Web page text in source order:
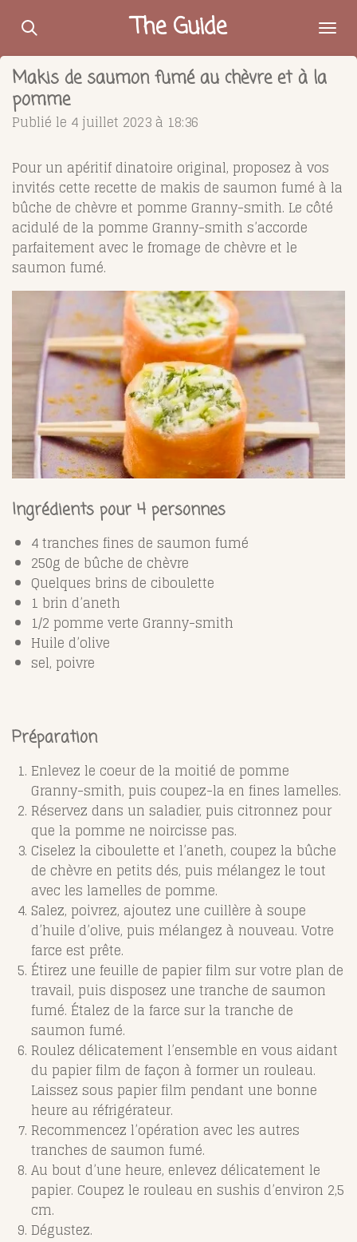
Passer
contenu
principal
The Guide
Makis de saumon fumé au chèvre et à la
pomme
Publié le 4 juillet 2023 à 18:36
Pour un apéritif dinatoire original, proposez à vos
invités cette recette de makis de saumon fumé à la
bûche de chèvre et pomme Granny-smith. Le côté
acidulé de la pomme Granny-smith s’accorde
parfaitement avec le fromage de chèvre et le
saumon fumé.
Ingrédients pour 4 personnes
4 tranches fines de saumon fumé
250g de bûche de chèvre
Quelques brins de ciboulette
1 brin d’aneth
1/2 pomme verte Granny-smith
Huile d’olive
sel, poivre
Préparation
Enlevez le coeur de la moitié de pomme
Granny-smith, puis coupez-la en fines lamelles.
Réservez dans un saladier, puis citronnez pour
que la pomme ne noircisse pas.
Ciselez la ciboulette et l’aneth, coupez la bûche
de chèvre en petits dés, puis mélangez le tout
avec les lamelles de pomme.
Salez, poivrez, ajoutez une cuillère à soupe
d’huile d’olive, puis mélangez à nouveau. Votre
farce est prête.
Étirez une feuille de papier film sur votre plan de
travail, puis disposez une tranche de saumon
fumé. Étalez de la farce sur la tranche de
saumon fumé.
Roulez délicatement l’ensemble en vous aidant
du papier film de façon à former un rouleau.
Laissez sous papier film pendant une bonne
heure au réfrigérateur.
Recommencez l’opération avec les autres
tranches de saumon fumé.
Au bout d’une heure, enlevez délicatement le
papier. Coupez le rouleau en sushis d’environ 2,5
cm.
Dégustez.